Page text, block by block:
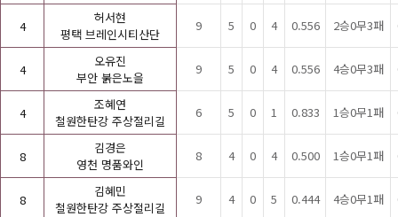
4
허서현
평택 브레인시티산단
9 5 0 4 0.556 2승0무3패
4
오유진
부안 붉은노을
9 5 0 4 0.556 4승0무3패
4
조혜연
철원한탄강 주상절리길
6 5 0 1 0.833 1승0무1패
8
김경은
영천 명품와인
8 4 0 4 0.500 1승0무1패
8
김혜민
철원한탄강 주상절리길
9 4 0 5 0.444 4승0무1패